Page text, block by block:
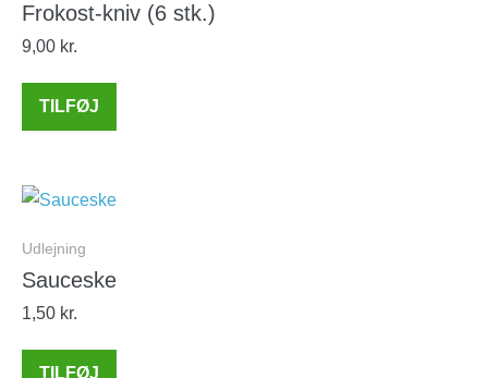
Frokost-kniv (6 stk.)
9,00 kr.
TILFØJ
Udlejning
Sauceske
1,50 kr.
TILFØJ